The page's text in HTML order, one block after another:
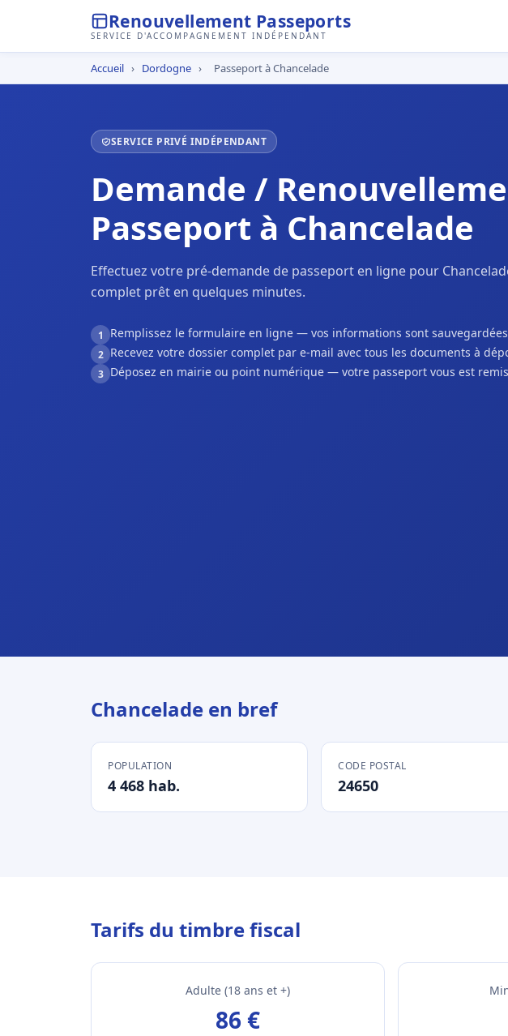
Renouvellement Passeports
SERVICE D'ACCOMPAGNEMENT INDÉPENDANT
Accueil › Dordogne › Passeport à Chancelade
SERVICE PRIVÉ INDÉPENDANT
Demande /
Passeport à Chancelade
Effectuez votre pré-demande de passeport en ligne pour
complet prêt en quelques minutes.
1 Remplissez le formulaire en ligne — vos informations sont
2 Recevez votre dossier complet par e-mail avec tous les documents à
3 Déposez en mairie ou point numérique — votre passeport vous est
Chancelade en bref
POPULATION
4 468 hab.
CODE POSTAL
24650
Tarifs du timbre fiscal
Adulte (18 ans et +)
86 €